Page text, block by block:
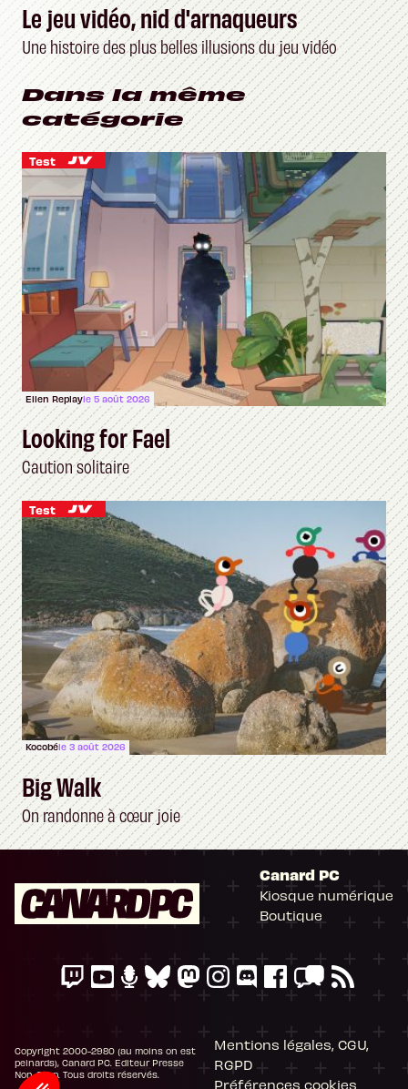
Le jeu vidéo, nid d'arnaqueurs
Une histoire des plus belles illusions du jeu vidéo
Dans la même
catégorie
Test
Ellen Replayle 5 août 2026
Looking for Fael
Caution solitaire
Test
Kocobéle 3 août 2026
Big Walk
On randonne à cœur joie
Canard PC
Kiosque numérique
Boutique
Copyright 2000-2980 (au moins on est
peinards), Canard PC. Editeur Presse
Non-Stop. Tous droits réservés.
Mentions légales, CGU,
RGPD
Préférences cookies